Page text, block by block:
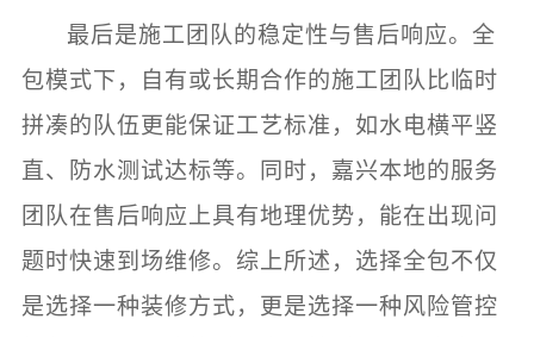
最后是施工团队的稳定性与售后响应。全
包模式下，自有或长期合作的施工团队比临时
拼凑的队伍更能保证工艺标准，如水电横平竖
直、防水测试达标等。同时，嘉兴本地的服务
团队在售后响应上具有地理优势，能在出现问
题时快速到场维修。综上所述，选择全包不仅
是选择一种装修方式，更是选择一种风险管控